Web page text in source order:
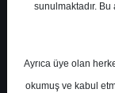
sunulmaktadır.
Ayrıca üye olan
okumuş ve kabul